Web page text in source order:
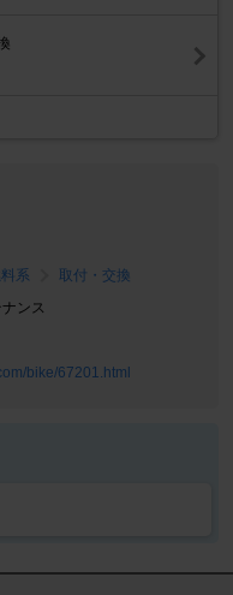
系
取付・交換
ンス
bike/67201.html